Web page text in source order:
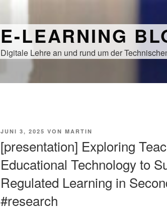
E-LEARNING
Digitale Lehre an und rund um der
VERÖFFENTLICHT
JUNI 3, 2025 VON MARTIN
[presentation] Exploring
Educational Technology to
Regulated Learning in
#research